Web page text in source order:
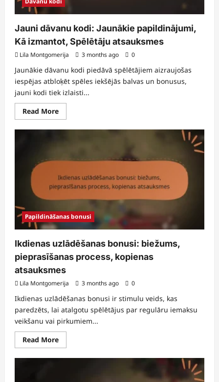
Jauni dāvanu kodi: Jaunākie papildinājumi,
Kā izmantot, Spēlētāju atsauksmes
Lila Montgomerija 3 months ago 0
Jaunākie dāvanu kodi piedāvā spēlētājiem aizraujošas
iespējas atbloķēt spēles iekšējās balvas un bonusus,
jauni kodi tiek izlaisti...
Read MoreRead
more
Jauni
papildinājumi,
Spēlētāju
atsauksmes
Papildināšanas bonusi
Ikdienas uzlādēšanas bonusi: biežums,
pieprasīšanas process, kopienas
atsauksmes
Lila Montgomerija 3 months ago 0
Ikdienas uzlādēšanas bonusi ir stimulu veids, kas
paredzēts, lai atalgotu spēlētājus par regulāru iemaksu
veikšanu vai pirkumiem...
Read MoreRead
more
Ikdienas